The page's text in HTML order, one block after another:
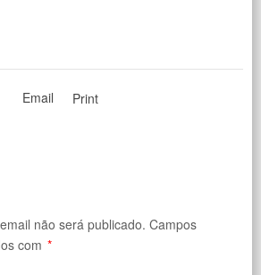
Email Print
não será publicado. Campos
com *